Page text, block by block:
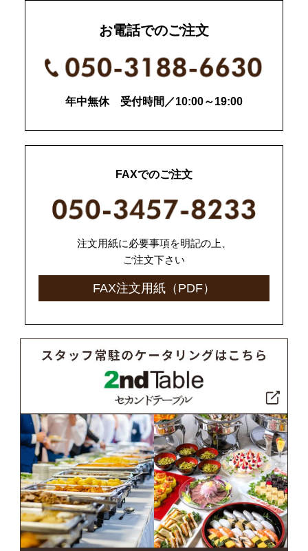
お電話でのご注文
年中無休 受付時間／10:00～19:00
FAXでのご注文
注文用紙に必要事項を明記の上、
ご注文下さい
FAX注文用紙（PDF）